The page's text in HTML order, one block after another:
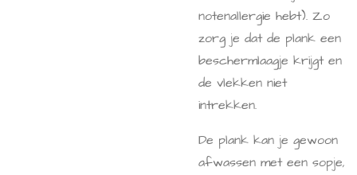
notenallergie hebt). Zo
zorg je dat de plank een
beschermlaagje krijgt en
de vlekken niet
intrekken.
De plank kan je gewoon
afwassen met een sopje,